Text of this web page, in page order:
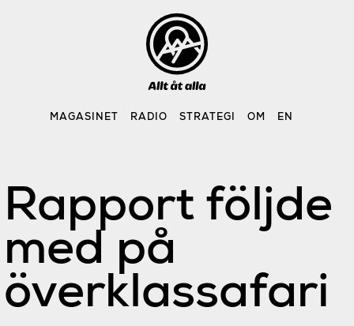
MAGASINET RADIO STRATEGI OM EN
Rapport följde
med på
överklassafari